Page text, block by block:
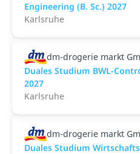
Engineering (B. Sc.) 2027
Karlsruhe
dm-drogerie markt
Duales Studium BWL-
2027
Karlsruhe
dm-drogerie markt
Duales Studium